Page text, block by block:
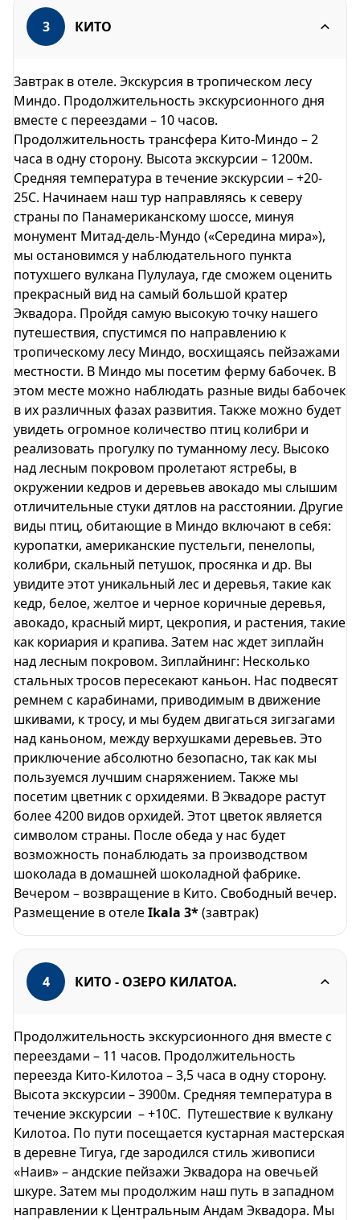
3 КИТО
Завтрак в отеле. Экскурсия в тропическом лесу
Миндо. Продолжительность экскурсионного дня
вместе с переездами – 10 часов.
Продолжительность трансфера Кито-Миндо – 2
часа в одну сторону. Высота экскурсии – 1200м.
Средняя температура в течение экскурсии – +20-
25С. Начинаем наш тур направляясь к северу
страны по Панамериканскому шоссе, минуя
монумент Митад-дель-Мундо («Середина мира»),
мы остановимся у наблюдательного пункта
потухшего вулкана Пулулауа, где сможем оценить
прекрасный вид на самый большой кратер
Эквадора. Пройдя самую высокую точку нашего
путешествия, спустимся по направлению к
тропическому лесу Миндо, восхищаясь пейзажами
местности. В Миндо мы посетим ферму бабочек. В
этом месте можно наблюдать разные виды бабочек
в их различных фазах развития. Также можно будет
увидеть огромное количество птиц колибри и
реализовать прогулку по туманному лесу. Высоко
над лесным покровом пролетают ястребы, в
окружении кедров и деревьев авокадо мы слышим
отличительные стуки дятлов на расстоянии. Другие
виды птиц, обитающие в Миндо включают в себя:
куропатки, американские пустельги, пенелопы,
колибри, скальный петушок, просянка и др. Вы
увидите этот уникальный лес и деревья, такие как
кедр, белое, желтое и черное коричные деревья,
авокадо, красный мирт, цекропия, и растения, такие
как кориария и крапива. Затем нас ждет зиплайн
над лесным покровом. Зиплайнинг: Несколько
стальных тросов пересекают каньон. Нас подвесят
ремнем с карабинами, приводимым в движение
шкивами, к тросу, и мы будем двигаться зигзагами
над каньоном, между верхушками деревьев. Это
приключение абсолютно безопасно, так как мы
пользуемся лучшим снаряжением. Также мы
посетим цветник с орхидеями. В Эквадоре растут
более 4200 видов орхидей. Этот цветок является
символом страны. После обеда у нас будет
возможность понаблюдать за производством
шоколада в домашней шоколадной фабрике.
Вечером – возвращение в Кито. Свободный вечер.
Размещение в отелеIkala 3*(завтрак)
4 КИТО - ОЗЕРО КИЛАТОА.
Продолжительность экскурсионного дня вместе с
переездами – 11 часов. Продолжительность
переезда Кито-Килотоа – 3,5 часа в одну сторону.
Высота экскурсии – 3900м. Средняя температура в
течение экскурсии – +10С. Путешествие к вулкану
Килотоа. По пути посещается кустарная мастерская
в деревне Тигуа, где зародился стиль живописи
«Наив» – андские пейзажи Эквадора на овечьей
шкуре. Затем мы продолжим наш путь в западном
направлении к Центральным Андам Эквадора. Мы